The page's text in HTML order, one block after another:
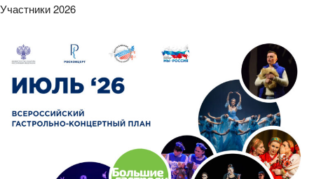
Участники 2026